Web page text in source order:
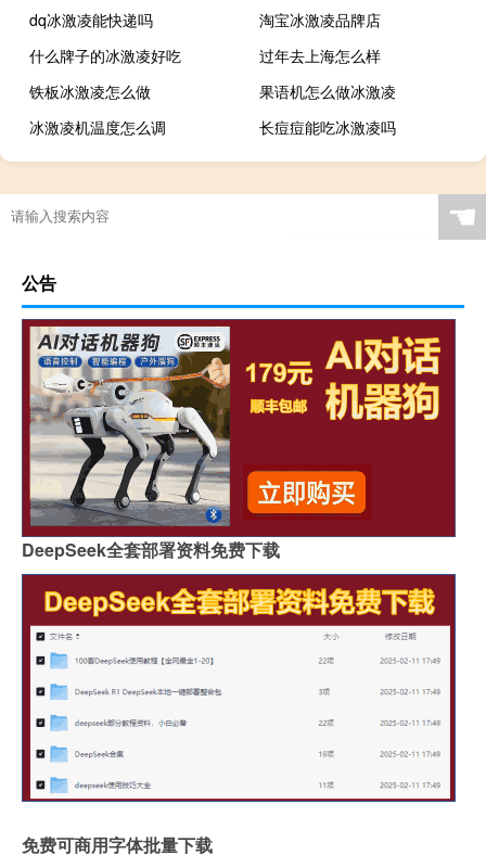
dq冰激凌能快递吗
淘宝冰激凌品牌店
什么牌子的冰激凌好吃
过年去上海怎么样
铁板冰激凌怎么做
果语机怎么做冰激凌
冰激凌机温度怎么调
长痘痘能吃冰激凌吗
☚
公告
DeepSeek全套部署资料免费下载
免费可商用字体批量下载